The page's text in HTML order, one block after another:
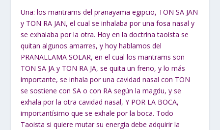
Una: los mantrams del pranayama egipcio, TON SA JAN
y TON RA JAN, el cual se inhalaba por una fosa nasal y
se exhalaba por la otra. Hoy en la doctrina taoísta se
quitan algunos amarres, y hoy hablamos del
PRANALLAMA SOLAR, en el cual los mantrams son
TON SA JA y TON RA JA, se quita un freno, y lo más
importante, se inhala por una cavidad nasal con TON
se sostiene con SA o con RA según la magdu, y se
exhala por la otra cavidad nasal, Y POR LA BOCA,
importantísimo que se exhale por la boca. Todo
Taoista si quiere mutar su energía debe adquirir la